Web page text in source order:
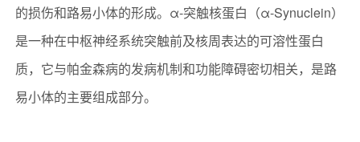
的损伤和路易小体的形成。α-突触核蛋白（α-Synuclein）
是一种在中枢神经系统突触前及核周表达的可溶性蛋白
质，它与帕金森病的发病机制和功能障碍密切相关，是路
易小体的主要组成部分。